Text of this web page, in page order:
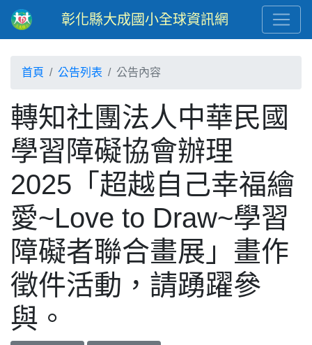
彰化縣大成國小全球資訊網
首頁 公告列表 公告內容
轉知社團法人中華民國
學習障礙協會辦理
2025「超越自己幸福繪
愛~Love to Draw~學習
障礙者聯合畫展」畫作
徵件活動，請踴躍參
與。